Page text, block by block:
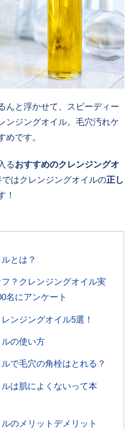
んと浮かせて、スピーディー
ンジングオイル。毛穴汚れケ
めです。
るおすすめのクレンジングオ
はクレンジングオイルの正し
！
とは？
？クレンジングオイル実
名にアンケート
ンジングオイル5選！
の使い方
で毛穴の角栓はとれる？
は肌によくないって本
のメリットデメリット